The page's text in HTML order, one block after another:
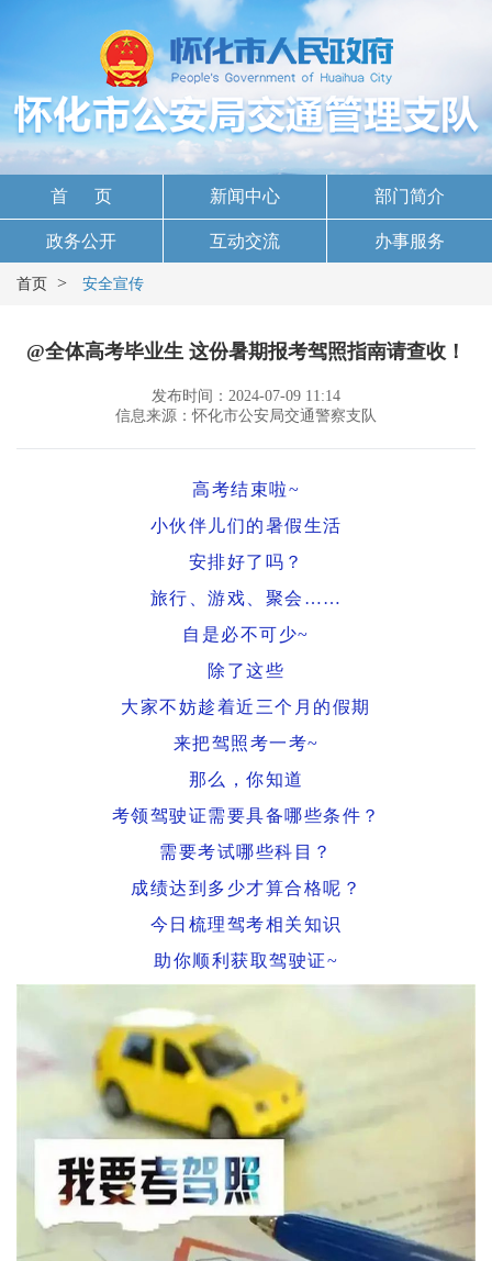
首 页 新闻中心 部门简介
政务公开 互动交流 办事服务
首页 > 安全宣传
@全体高考毕业生 这份暑期报考驾照指南请查收！
发布时间：2024-07-09 11:14
信息来源：怀化市公安局交通警察支队
高考结束啦~
小伙伴儿们的暑假生活
安排好了吗？
旅行、游戏、聚会……
自是必不可少~
除了这些
大家不妨趁着近三个月的假期
来把驾照考一考~
那么，你知道
考领驾驶证需要具备哪些条件？
需要考试哪些科目？
成绩达到多少才算合格呢？
今日梳理驾考相关知识
助你顺利获取驾驶证~